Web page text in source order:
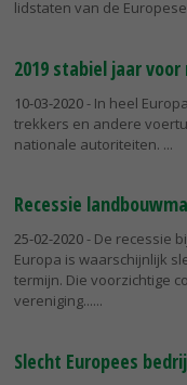
lidstaten van de
2019 stabiel jaar
10-03-2020- In heel
trekkers en andere
nationale autoriteiten.
Recessie
25-02-2020- De recessie
Europa is waarschijnlijk
termijn. Die voorzichtige
vereniging...
Slecht Europees